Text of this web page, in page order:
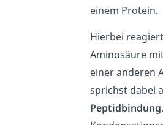
einem Protein.
Hierbei
Aminosäure
einer anderen
sprichst dabei
Peptidbindung